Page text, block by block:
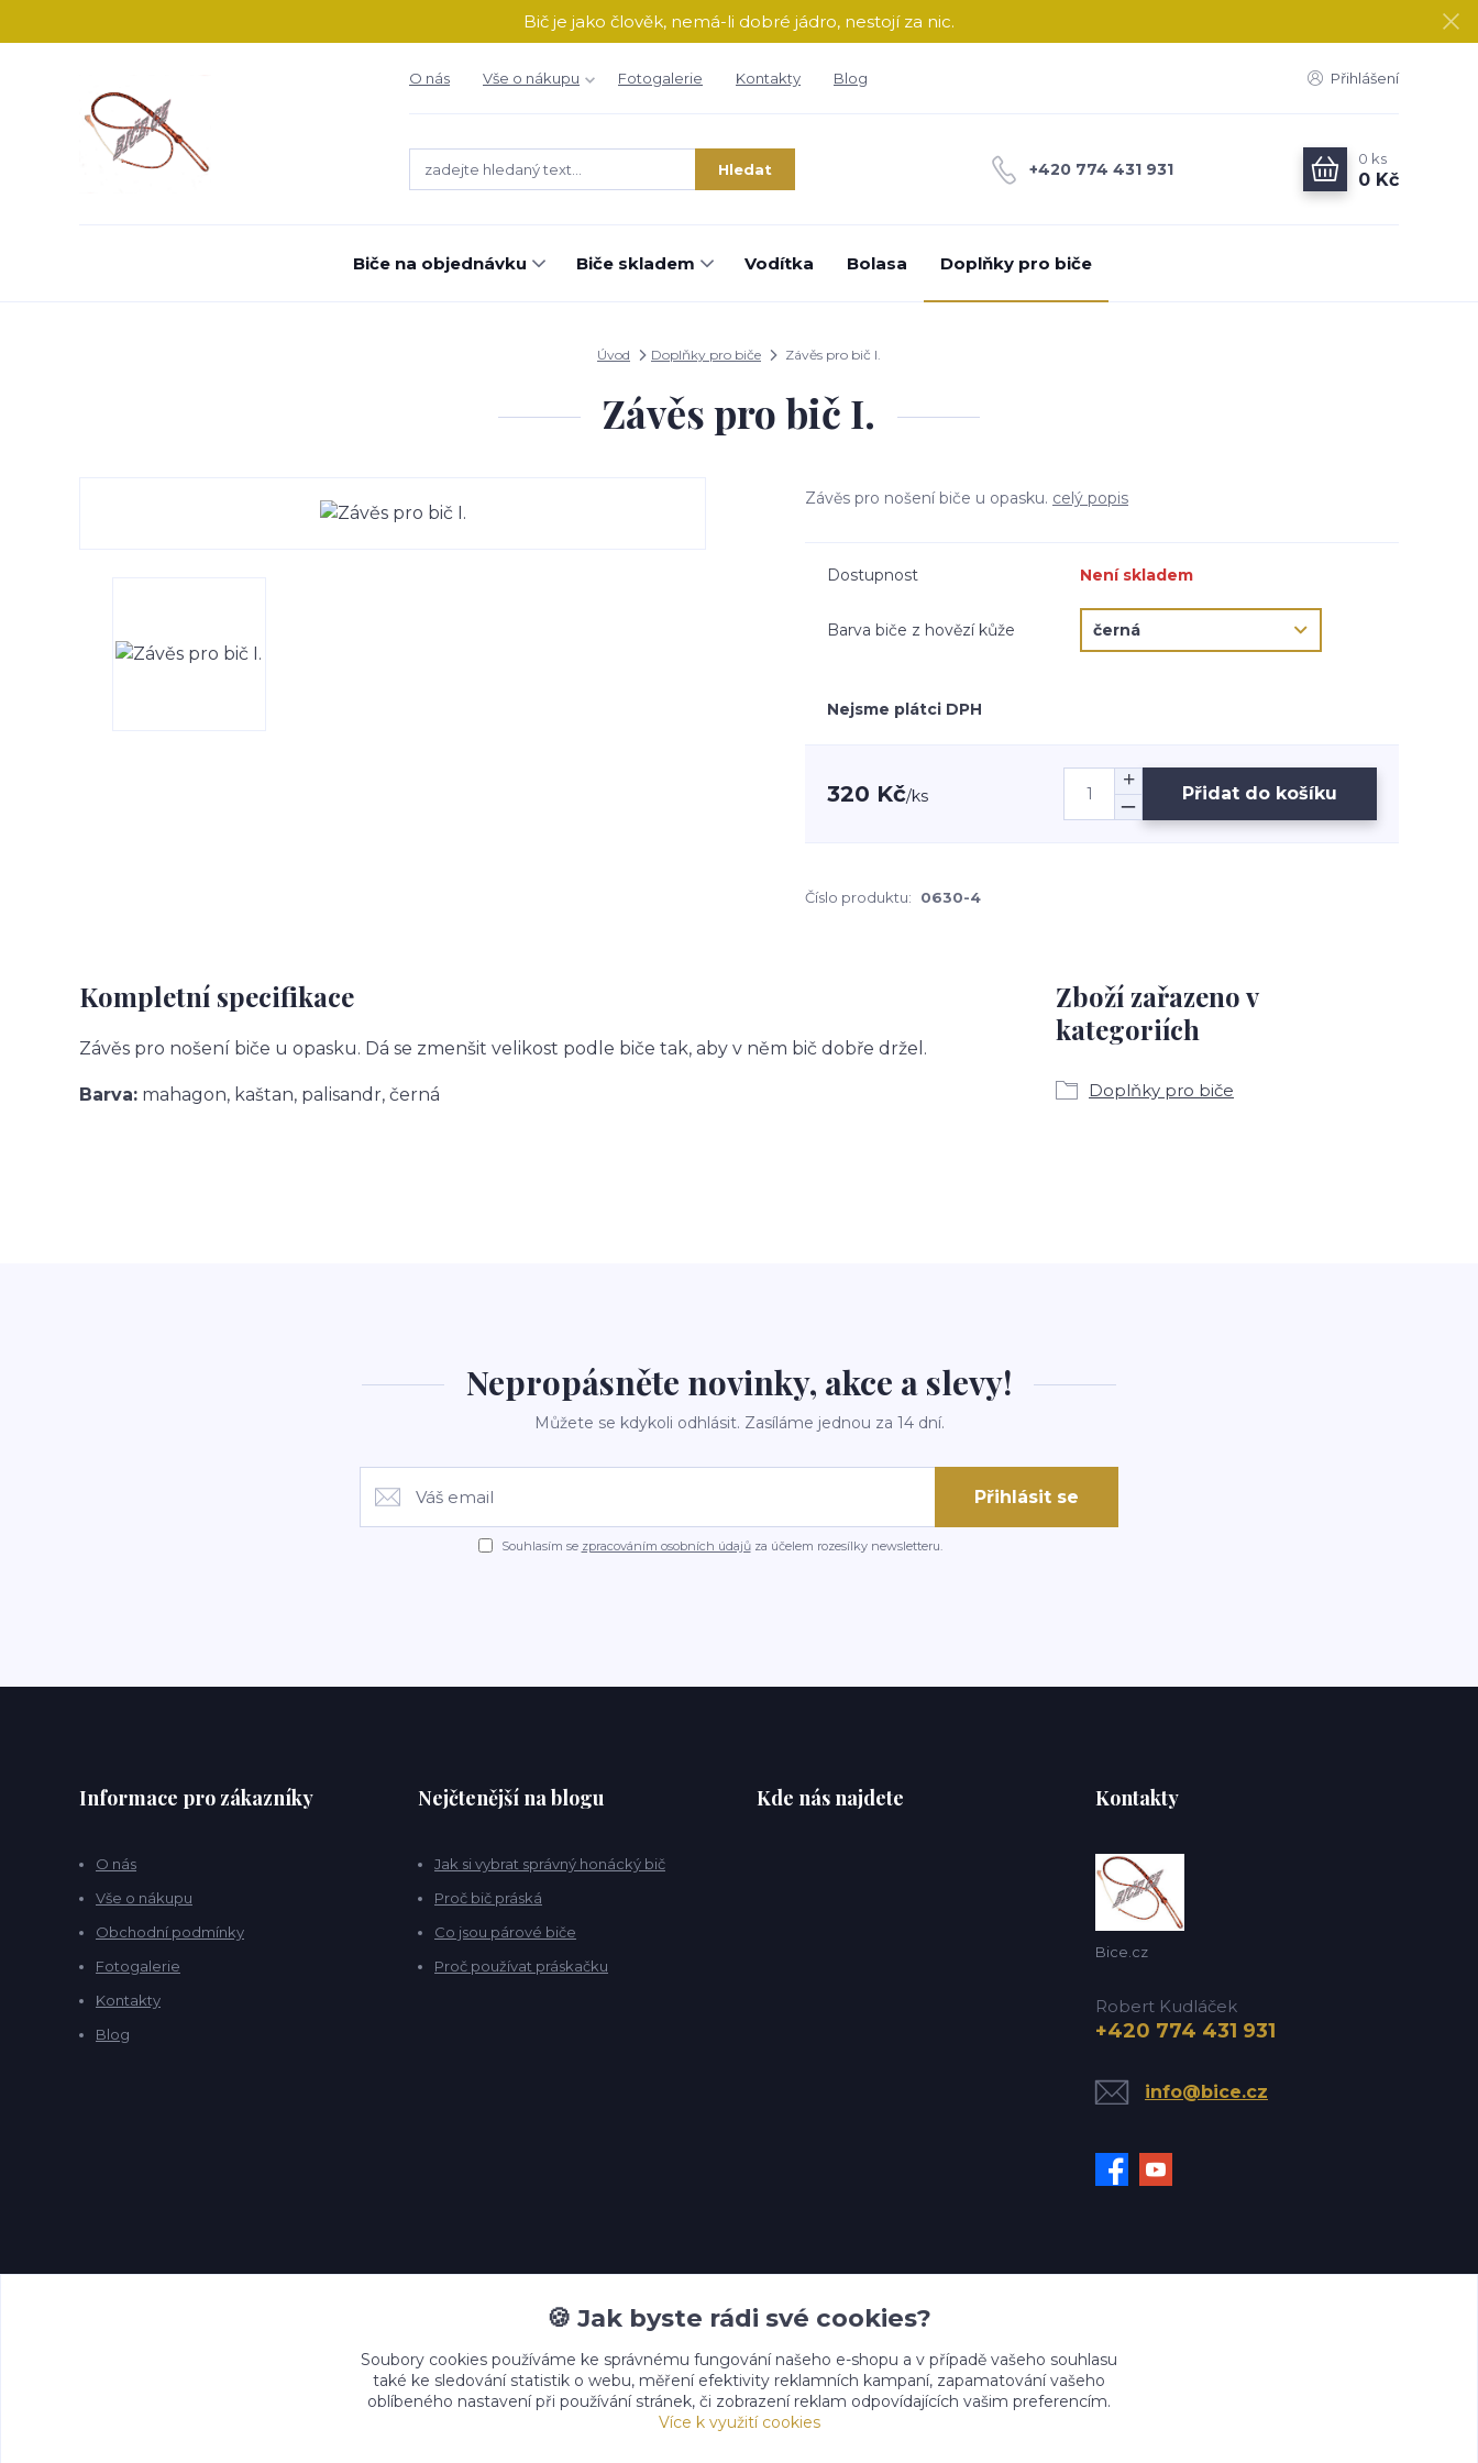
Bič je jako člověk, nemá-li dobré jádro, nestojí za nic.
O nás Vše o nákupu Fotogalerie Kontakty Blog Přihlášení
Hledat +420 774 431 931
0 ks
0 Kč
Biče na objednávku Biče skladem Vodítka Bolasa Doplňky pro biče
Úvod Doplňky pro biče Závěs pro bič I.
Závěs pro bič I.
Závěs pro nošení biče u opasku. celý popis
Dostupnost Není skladem
Barva biče z hovězí kůže
Nejsme plátci DPH
320 Kč/ks Přidat do košíku
Číslo produktu: 0630-4
Kompletní specifikace
Závěs pro nošení biče u opasku. Dá se zmenšit velikost podle biče tak, aby v něm bič dobře držel.
Barva: mahagon, kaštan, palisandr, černá
Zboží zařazeno v
kategoriích
Doplňky pro biče
Nepropásněte novinky, akce a slevy!
Můžete se kdykoli odhlásit. Zasíláme jednou za 14 dní.
Přihlásit se
Souhlasím se zpracováním osobních údajůza účelem rozesílky newsletteru.
Informace pro zákazníky
O nás
Vše o nákupu
Obchodní podmínky
Fotogalerie
Kontakty
Blog
Nejčtenější na blogu
Jak si vybrat správný honácký bič
Proč bič práská
Co jsou párové biče
Proč používat práskačku
Kde nás najdete Kontakty
Bice.cz
Robert Kudláček
+420 774 431 931
info@bice.cz
🍪 Jak byste rádi své cookies?
Soubory cookies používáme ke správnému fungování našeho e-shopu a v případě vašeho souhlasu
také ke sledování statistik o webu, měření efektivity reklamních kampaní, zapamatování vašeho
oblíbeného nastavení při používání stránek, či zobrazení reklam odpovídajících vašim preferencím.
Více k využití cookies